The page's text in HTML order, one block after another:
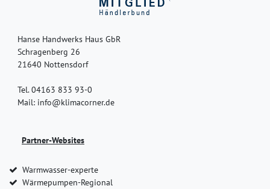
Hanse Handwerks Haus GbR
Schragenberg 26
21640 Nottensdorf
Tel. 04163 833 93-0
Mail: info@klimacorner.de
Partner-Websites
Warmwasser-experte
Wärmepumpen-Regional